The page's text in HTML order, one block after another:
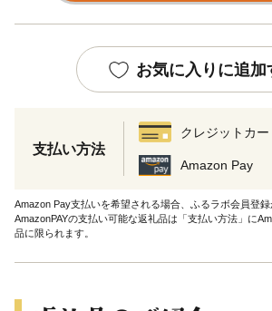
お気に入りに追加
支払い方法
クレジットカー
Amazon Pay
Amazon Pay支払いを希望される場合、ふるラボ会員登録
AmazonPAYの支払い可能な返礼品は「支払い方法」に
品に限られます。